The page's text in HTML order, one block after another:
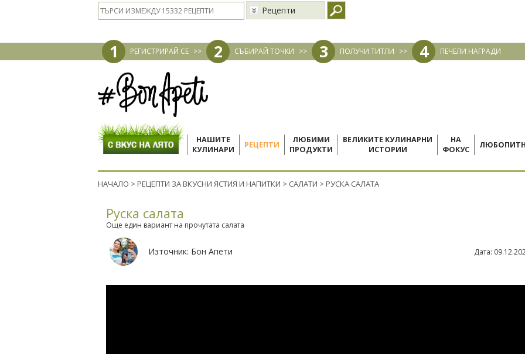
Рецепти
1 РЕГИСТРИРАЙ СЕ >> 2 СЪБИРАЙ ТОЧКИ >> 3 ПОЛУЧИ ТИТЛИ >> 4 ПЕЧЕЛИ НАГРАДИ
НАШИТЕ
КУЛИНАРИ
РЕЦЕПТИ
ЛЮБИМИ
ПРОДУКТИ
ВЕЛИКИТЕ КУЛИНАРНИ
ИСТОРИИ
НА
ФОКУС
НАЧАЛО > РЕЦЕПТИ ЗА ВКУСНИ ЯСТИЯ И НАПИТКИ > САЛАТИ > РУСКА САЛАТА
Руска салата
Още един вариант на прочутата салата
Източник: Бон Апети Дата: